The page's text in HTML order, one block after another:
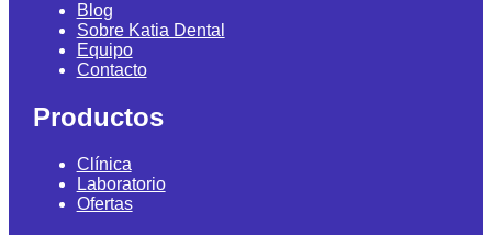
Blog
Sobre Katia Dental
Equipo
Contacto
Productos
Clínica
Laboratorio
Ofertas